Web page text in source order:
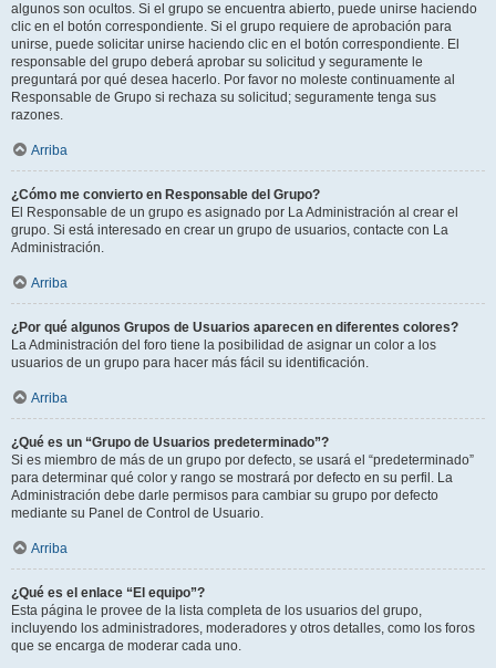
algunos son ocultos. Si el grupo se encuentra abierto, puede unirse haciendo
clic en el botón correspondiente. Si el grupo requiere de aprobación para
unirse, puede solicitar unirse haciendo clic en el botón correspondiente. El
responsable del grupo deberá aprobar su solicitud y seguramente le
preguntará por qué desea hacerlo. Por favor no moleste continuamente al
Responsable de Grupo si rechaza su solicitud; seguramente tenga sus
razones.
Arriba
¿Cómo me convierto en Responsable del Grupo?
El Responsable de un grupo es asignado por La Administración al crear el
grupo. Si está interesado en crear un grupo de usuarios, contacte con La
Administración.
Arriba
¿Por qué algunos Grupos de Usuarios aparecen en diferentes colores?
La Administración del foro tiene la posibilidad de asignar un color a los
usuarios de un grupo para hacer más fácil su identificación.
Arriba
¿Qué es un “Grupo de Usuarios predeterminado”?
Si es miembro de más de un grupo por defecto, se usará el “predeterminado”
para determinar qué color y rango se mostrará por defecto en su perfil. La
Administración debe darle permisos para cambiar su grupo por defecto
mediante su Panel de Control de Usuario.
Arriba
¿Qué es el enlace “El equipo”?
Esta página le provee de la lista completa de los usuarios del grupo,
incluyendo los administradores, moderadores y otros detalles, como los foros
que se encarga de moderar cada uno.